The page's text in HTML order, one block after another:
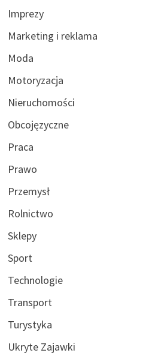
Imprezy
Marketing i reklama
Moda
Motoryzacja
Nieruchomości
Obcojęzyczne
Praca
Prawo
Przemysł
Rolnictwo
Sklepy
Sport
Technologie
Transport
Turystyka
Ukryte Zajawki